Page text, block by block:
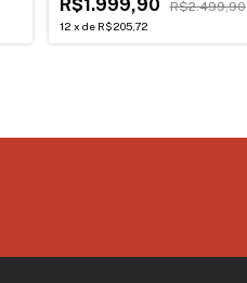
R$1.999,90 R$2.499,90
12 x de R$205,72